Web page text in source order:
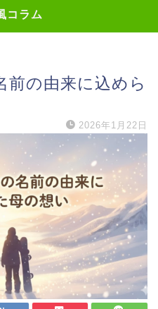
コラム
前の由来に込めら
2026年1月22日